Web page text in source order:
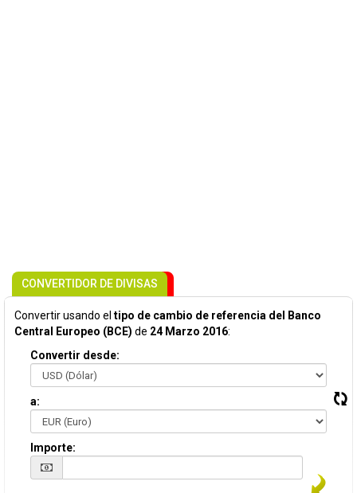
CONVERTIDOR DE DIVISAS
Convertir usando el tipo de cambio de referencia del Banco
Central Europeo (BCE) de 24 Marzo 2016:
Convertir desde:
a:
Importe: